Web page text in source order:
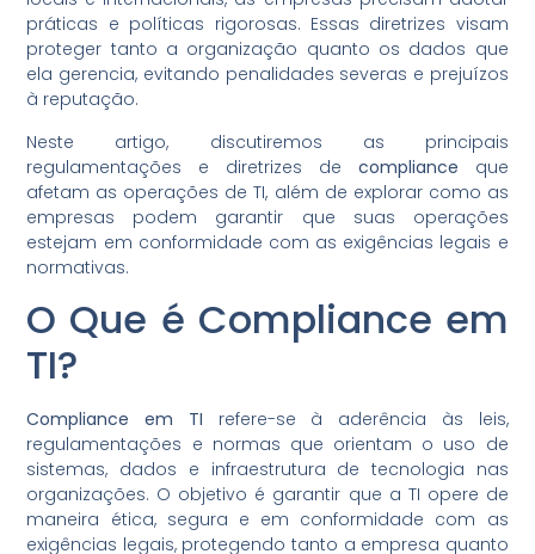
práticas e políticas rigorosas. Essas diretrizes visam
proteger tanto a organização quanto os dados que
ela gerencia, evitando penalidades severas e prejuízos
à reputação.
Neste artigo, discutiremos as principais
regulamentações e diretrizes de compliance que
afetam as operações de TI, além de explorar como as
empresas podem garantir que suas operações
estejam em conformidade com as exigências legais e
normativas.
O Que é Compliance em
TI?
Compliance em TI refere-se à aderência às leis,
regulamentações e normas que orientam o uso de
sistemas, dados e infraestrutura de tecnologia nas
organizações. O objetivo é garantir que a TI opere de
maneira ética, segura e em conformidade com as
exigências legais, protegendo tanto a empresa quanto